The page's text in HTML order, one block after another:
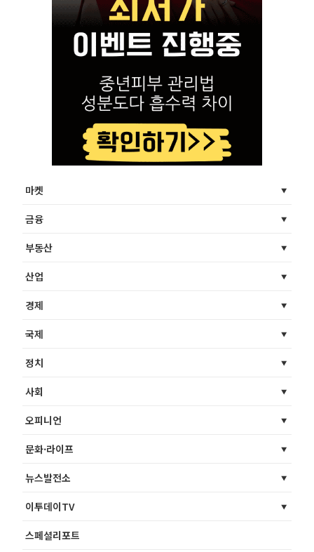
마켓
금융
부동산
산업
경제
국제
정치
사회
오피니언
문화·라이프
뉴스발전소
이투데이TV
스페셜리포트